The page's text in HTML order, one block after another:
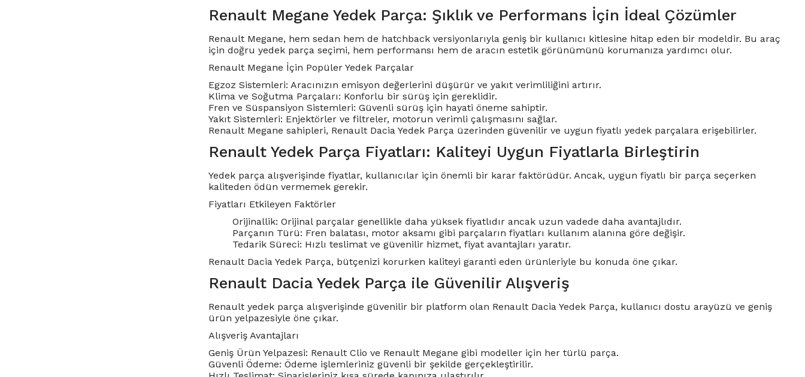
Renault Megane Yedek Parça: Şıklık ve Performans İçin İdeal Çözümler
Renault Megane, hem sedan hem de hatchback versiyonlarıyla geniş bir kullanıcı kitlesine hitap eden bir modeldir. Bu araç
için doğru yedek parça seçimi, hem performansı hem de aracın estetik görünümünü korumanıza yardımcı olur.
Renault Megane İçin Popüler Yedek Parçalar
Egzoz Sistemleri: Aracınızın emisyon değerlerini düşürür ve yakıt verimliliğini artırır.
Klima ve Soğutma Parçaları: Konforlu bir sürüş için gereklidir.
Fren ve Süspansiyon Sistemleri: Güvenli sürüş için hayati öneme sahiptir.
Yakıt Sistemleri: Enjektörler ve filtreler, motorun verimli çalışmasını sağlar.
Renault Megane sahipleri, Renault Dacia Yedek Parça üzerinden güvenilir ve uygun fiyatlı yedek parçalara erişebilirler.
Renault Yedek Parça Fiyatları: Kaliteyi Uygun Fiyatlarla Birleştirin
Yedek parça alışverişinde fiyatlar, kullanıcılar için önemli bir karar faktörüdür. Ancak, uygun fiyatlı bir parça seçerken
kaliteden ödün vermemek gerekir.
Fiyatları Etkileyen Faktörler
Orijinallik: Orijinal parçalar genellikle daha yüksek fiyatlıdır ancak uzun vadede daha avantajlıdır.
Parçanın Türü: Fren balatası, motor aksamı gibi parçaların fiyatları kullanım alanına göre değişir.
Tedarik Süreci: Hızlı teslimat ve güvenilir hizmet, fiyat avantajları yaratır.
Renault Dacia Yedek Parça, bütçenizi korurken kaliteyi garanti eden ürünleriyle bu konuda öne çıkar.
Renault Dacia Yedek Parça ile Güvenilir Alışveriş
Renault yedek parça alışverişinde güvenilir bir platform olan Renault Dacia Yedek Parça, kullanıcı dostu arayüzü ve geniş
ürün yelpazesiyle öne çıkar.
Alışveriş Avantajları
Geniş Ürün Yelpazesi: Renault Clio ve Renault Megane gibi modeller için her türlü parça.
Güvenli Ödeme: Ödeme işlemleriniz güvenli bir şekilde gerçekleştirilir.